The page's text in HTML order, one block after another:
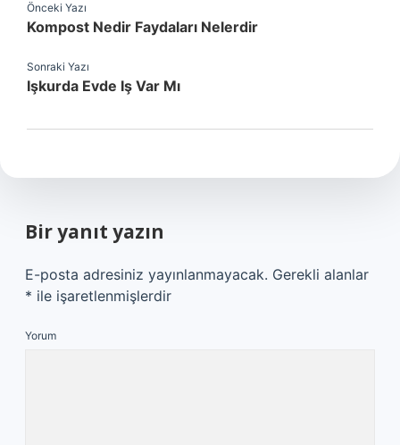
Önceki Yazı
Kompost Nedir Faydaları Nelerdir
Sonraki Yazı
Işkurda Evde Iş Var Mı
Bir yanıt yazın
E-posta adresiniz yayınlanmayacak. Gerekli alanlar
* ile işaretlenmişlerdir
Yorum